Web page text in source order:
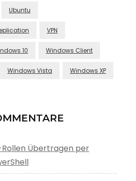
Ubuntu
VPN
10 Windows Client
Windows Vista Windows XP
Rollen Übertragen per